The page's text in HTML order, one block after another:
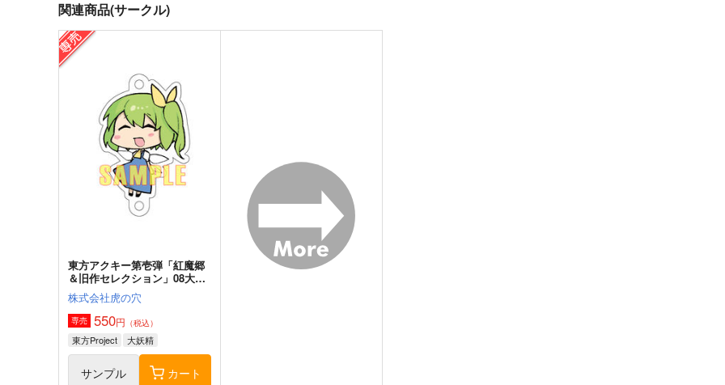
東方剛欲異聞～水没した沈愁
黄昏フロンティア
2,200円 （税込）
東方Project
（税込）
東方Project
サンプル カート
関連商品(サークル)
東方アクキー第壱弾「紅魔郷
＆旧作セレクション」08大妖
精
株式会社虎の穴
専売 550円 （税込）
東方Project 大妖精
サンプル カート